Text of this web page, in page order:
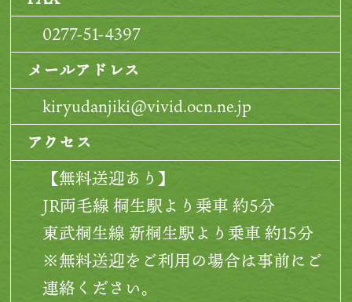
0277-51-4397
メールアドレス
kiryudanjiki@vivid.ocn.ne.jp
アクセス
【無料送迎あり】
JR両毛線 桐生駅より乗車 約5分
東武桐生線 新桐生駅より乗車 約15分
※無料送迎をご利用の場合は事前にご
連絡ください。